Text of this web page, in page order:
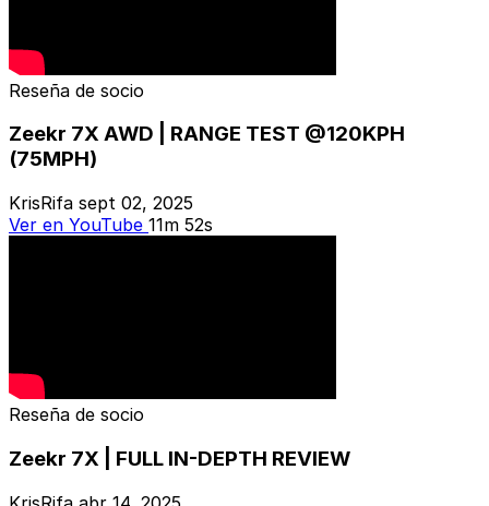
Reseña de socio
Zeekr 7X AWD | RANGE TEST @120KPH
(75MPH)
KrisRifa sept 02, 2025
Ver en YouTube 11m 52s
Reseña de socio
Zeekr 7X | FULL IN-DEPTH REVIEW